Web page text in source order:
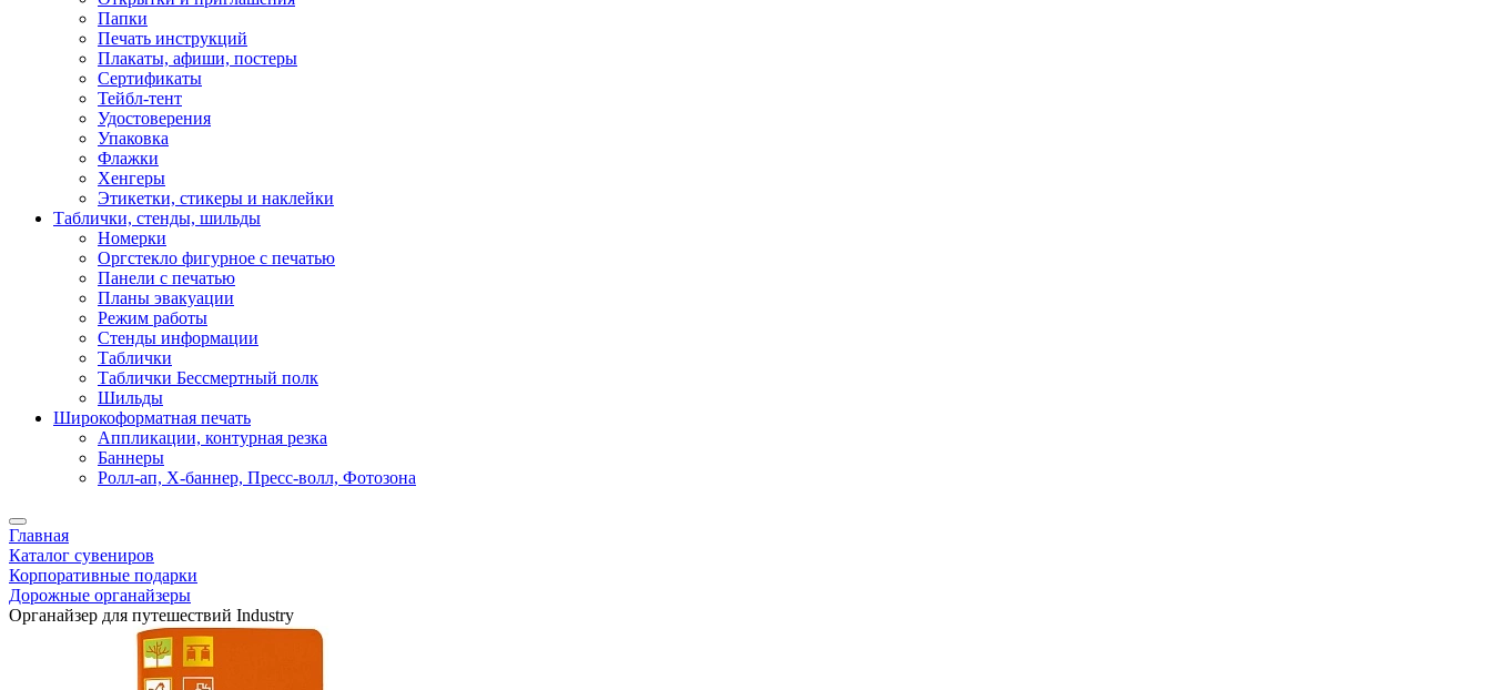
Папки
Печать инструкций
Плакаты, афиши, постеры
Сертификаты
Тейбл-тент
Удостоверения
Упаковка
Флажки
Хенгеры
Этикетки, стикеры и наклейки
Таблички, стенды, шильды
Номерки
Оргстекло фигурное с печатью
Панели с печатью
Планы эвакуации
Режим работы
Стенды информации
Таблички
Таблички Бессмертный полк
Шильды
Широкоформатная печать
Аппликации, контурная резка
Баннеры
Ролл-ап, X-баннер, Пресс-волл, Фотозона
Главная
Каталог сувениров
Корпоративные подарки
Дорожные органайзеры
Органайзер для путешествий Industry